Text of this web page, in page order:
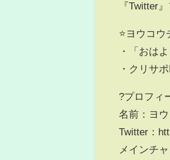
『Twitter
⭐ヨウコウ
・「おは
・クリサ
?プロフィ
名前：ヨウ
Twitter：
メインチ